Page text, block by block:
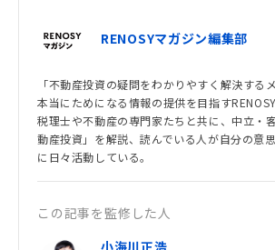
RENOSYマガジン編集部
「不動産投資の疑問をわかりやすく解決する
本当にためになる情報の提供を目指す
税理士や不動産の専門家たちと共に、中立・
動産投資」を解説、読んでいる人が自分の意
に日々活動している。
この記事を監修した人
小海川正浩